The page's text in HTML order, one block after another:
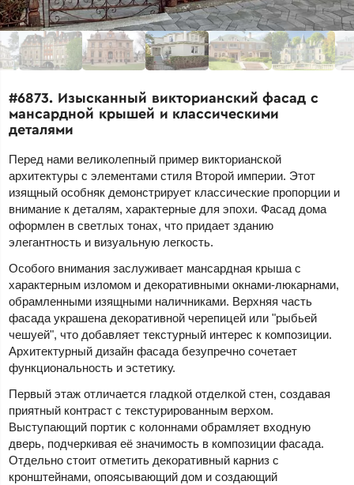
#6873. Изысканный викторианский фасад с
мансардной крышей и классическими
деталями
Перед нами великолепный пример викторианской
архитектуры с элементами стиля Второй империи. Этот
изящный особняк демонстрирует классические пропорции и
внимание к деталям, характерные для эпохи. Фасад дома
оформлен в светлых тонах, что придает зданию
элегантность и визуальную легкость.
Особого внимания заслуживает мансардная крыша с
характерным изломом и декоративными окнами-люкарнами,
обрамленными изящными наличниками. Верхняя часть
фасада украшена декоративной черепицей или "рыбьей
чешуей", что добавляет текстурный интерес к композиции.
Архитектурный дизайн фасада безупречно сочетает
функциональность и эстетику.
Первый этаж отличается гладкой отделкой стен, создавая
приятный контраст с текстурированным верхом.
Выступающий портик с колоннами обрамляет входную
дверь, подчеркивая её значимость в композиции фасада.
Отдельно стоит отметить декоративный карниз с
кронштейнами, опоясывающий дом и создающий